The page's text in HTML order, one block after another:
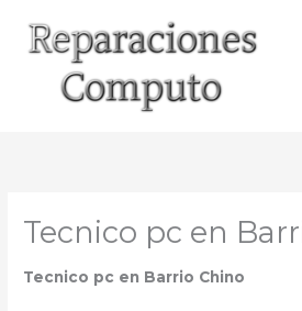
contenido
Tecnico pc en
Tecnico pc en Barrio Chino